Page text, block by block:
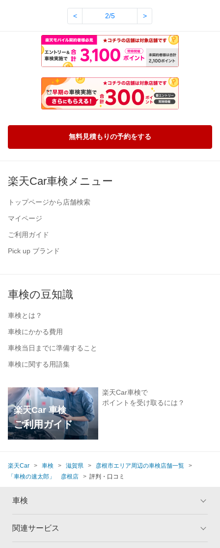
< 2/5 >
無料見積もりの予約をする
楽天Car車検メニュー
トップページから店舗検索
マイページ
ご利用ガイド
Pick up ブランド
車検の豆知識
車検とは？
車検にかかる費用
車検当日までに準備すること
車検に関する用語集
楽天Car 車検
ご利用ガイド
楽天Car車検で
ポイントを受け取るには？
楽天Car 車検 滋賀県
彦根市エリア周辺の車検店舗一覧
「車検の速太郎」 彦根店
評判・口コミ
車検
トップ
関連サービス